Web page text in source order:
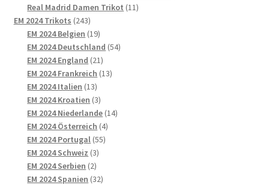
Real Madrid Damen Trikot 1111
EM 2024 Trikots 243243
Produkte
EM 2024 Belgien 1919
Produkte
EM 2024 Deutschland 5454
EM 2024 England 2121
Produkte
EM 2024 Frankreich 1313
EM 2024 Italien 1313
Produkte
EM 2024 Kroatien 33
Produkte
EM 2024 Niederlande 1414
EM 2024 Österreich 44
EM 2024 Portugal 5555
EM 2024 Schweiz 33
EM 2024 Serbien 22
Produkte
EM 2024 Spanien 3232